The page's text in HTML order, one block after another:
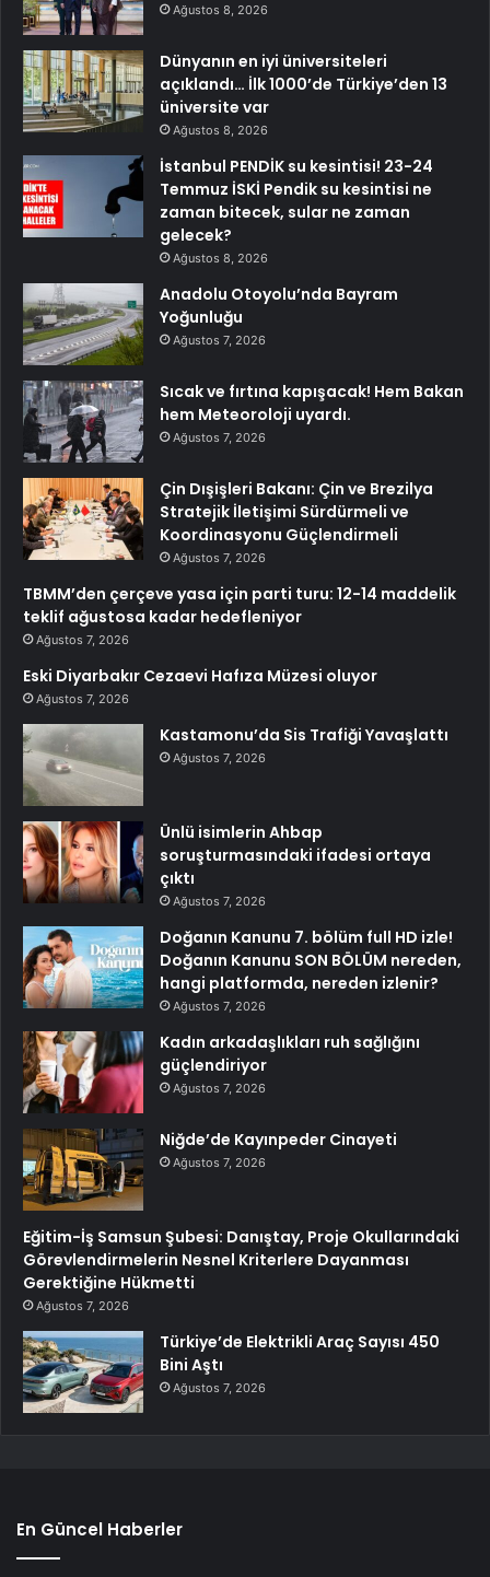
Ağustos 8, 2026
Dünyanın en iyi üniversiteleri
açıklandı… İlk 1000’de Türkiye’den 13
üniversite var
Ağustos 8, 2026
İstanbul PENDİK su kesintisi! 23-24
Temmuz İSKİ Pendik su kesintisi ne
zaman bitecek, sular ne zaman
gelecek?
Ağustos 8, 2026
Anadolu Otoyolu’nda Bayram
Yoğunluğu
Ağustos 7, 2026
Sıcak ve fırtına kapışacak! Hem Bakan
hem Meteoroloji uyardı.
Ağustos 7, 2026
Çin Dışişleri Bakanı: Çin ve Brezilya
Stratejik İletişimi Sürdürmeli ve
Koordinasyonu Güçlendirmeli
Ağustos 7, 2026
TBMM’den çerçeve yasa için parti turu: 12-14 maddelik
teklif ağustosa kadar hedefleniyor
Ağustos 7, 2026
Eski Diyarbakır Cezaevi Hafıza Müzesi oluyor
Ağustos 7, 2026
Kastamonu’da Sis Trafiği Yavaşlattı
Ağustos 7, 2026
Ünlü isimlerin Ahbap
soruşturmasındaki ifadesi ortaya
çıktı
Ağustos 7, 2026
Doğanın Kanunu 7. bölüm full HD izle!
Doğanın Kanunu SON BÖLÜM nereden,
hangi platformda, nereden izlenir?
Ağustos 7, 2026
Kadın arkadaşlıkları ruh sağlığını
güçlendiriyor
Ağustos 7, 2026
Niğde’de Kayınpeder Cinayeti
Ağustos 7, 2026
Eğitim-İş Samsun Şubesi: Danıştay, Proje Okullarındaki
Görevlendirmelerin Nesnel Kriterlere Dayanması
Gerektiğine Hükmetti
Ağustos 7, 2026
Türkiye’de Elektrikli Araç Sayısı 450
Bini Aştı
Ağustos 7, 2026
En Güncel Haberler